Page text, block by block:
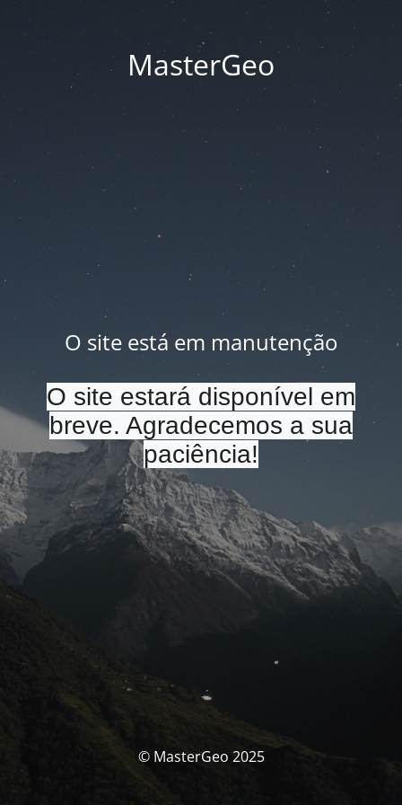
MasterGeo
O site está em manutenção
O site estará disponível em
breve. Agradecemos a sua
paciência!
© MasterGeo 2025